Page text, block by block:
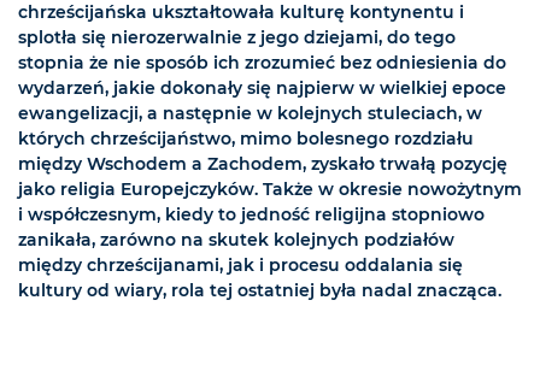
chrześcijańska ukształtowała kulturę kontynentu i
splotła się nierozerwalnie z jego dziejami, do tego
stopnia że nie sposób ich zrozumieć bez odniesienia do
wydarzeń, jakie dokonały się najpierw w wielkiej epoce
ewangelizacji, a następnie w kolejnych stuleciach, w
których chrześcijaństwo, mimo bolesnego rozdziału
między Wschodem a Zachodem, zyskało trwałą pozycję
jako religia Europejczyków. Także w okresie nowożytnym
i współczesnym, kiedy to jedność religijna stopniowo
zanikała, zarówno na skutek kolejnych podziałów
między chrześcijanami, jak i procesu oddalania się
kultury od wiary, rola tej ostatniej była nadal znacząca.